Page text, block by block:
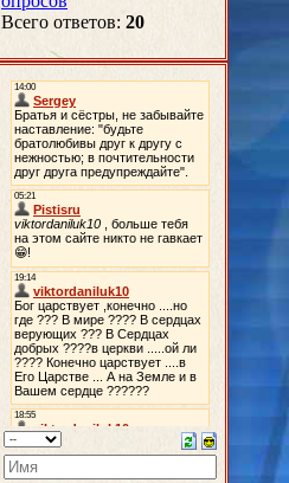
Всего ответов: 20